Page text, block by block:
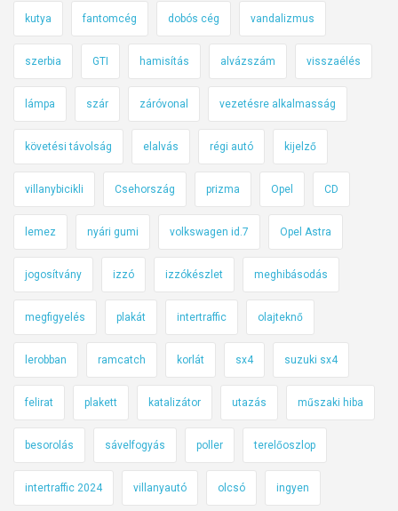
kutya fantomcég dobós cég vandalizmus
szerbia GTI hamisítás alvázszám visszaélés
lámpa szár záróvonal vezetésre alkalmasság
követési távolság elalvás régi autó kijelző
villanybicikli Csehország prizma Opel CD
lemez nyári gumi volkswagen id.7 Opel Astra
jogosítvány izzó izzókészlet meghibásodás
megfigyelés plakát intertraffic olajteknő
lerobban ramcatch korlát sx4 suzuki sx4
felirat plakett katalizátor utazás műszaki hiba
besorolás sávelfogyás poller terelőoszlop
intertraffic 2024 villanyautó olcsó ingyen